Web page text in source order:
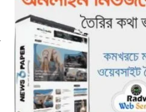
গাছ না কেটে
মারলে ভালো
নিষ্ঠুরতায় নিঃস্ব কৃষক